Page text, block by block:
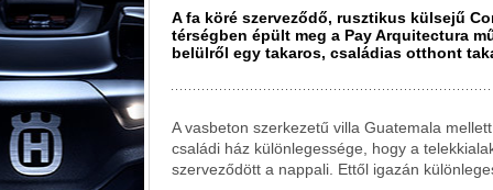
A fa köré szerveződő, rusztikus külsejű
térségben épült meg a Pay Arquitectura
belülről egy takaros, családias otthont
A vasbeton szerkezetű villa Guatemala
családi ház különlegessége, hogy a
szerveződött a nappali. Ettől igazán